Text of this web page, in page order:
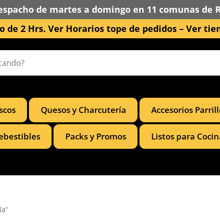
de martes a domingo en 11 comunas de
de 2 Hrs. Ver Horarios tope de pedidos – Ver
Quesos y Charcutería Accesorios
Packs y Promos Listos para